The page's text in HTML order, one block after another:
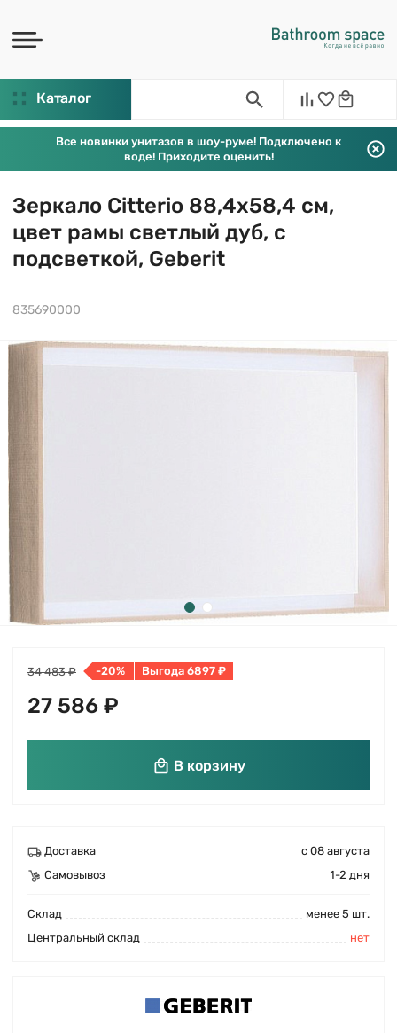
Каталог
Все новинки унитазов в шоу-руме! Подключено к
воде! Приходите оценить!
Зеркало Citterio 88,4х58,4 см,
цвет рамы светлый дуб, с
подсветкой, Geberit
835690000
34 483 ₽ -20% Выгода 6897 ₽
27 586 ₽
В корзину
Доставка
с 08 августа
Самовывоз
1-2 дня
Cклад
менее 5 шт.
Центральный склад
нет